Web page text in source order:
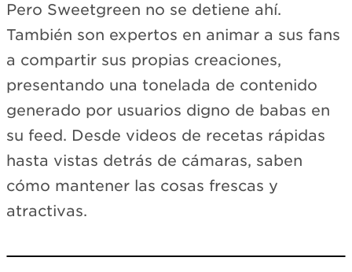
Pero Sweetgreen no se detiene ahí.
También son expertos en animar a sus fans
a compartir sus propias creaciones,
presentando una tonelada de contenido
generado por usuarios digno de babas en
su feed. Desde videos de recetas rápidas
hasta vistas detrás de cámaras, saben
cómo mantener las cosas frescas y
atractivas.